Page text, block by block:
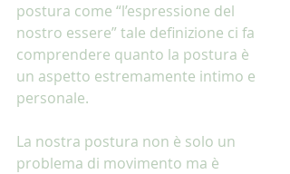
postura come “l’espressione del
nostro essere” tale definizione ci fa
comprendere quanto la postura è
un aspetto estremamente intimo e
personale.
La nostra postura non è solo un
problema di movimento ma è